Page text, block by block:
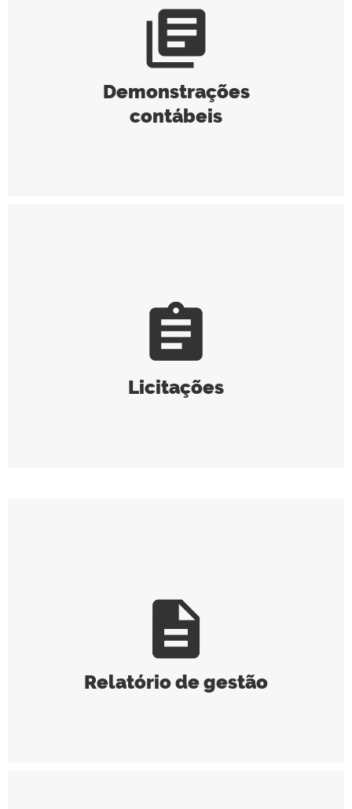
library_books
Demonstrações
contábeis
assignment
Licitações
description
Relatório de gestão